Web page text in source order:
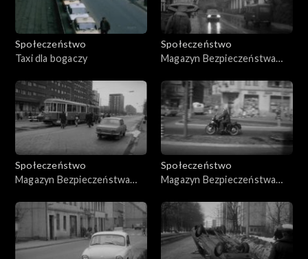
Społeczeństwo
Taxi dla bogaczy
Społeczeństwo
Magazyn Bezpieczeństwa
Społeczeństwo
Magazyn Bezpieczeństwa
(12.04.1979)
Społeczeństwo
Magazyn Bezpieczeństwa